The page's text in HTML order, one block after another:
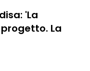
'La
La